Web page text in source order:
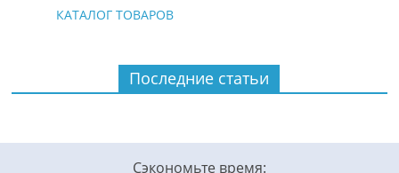
КАТАЛОГ ТОВАРОВ
Последние статьи
Сэкономьте время: